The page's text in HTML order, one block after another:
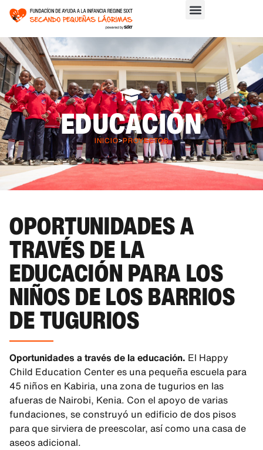
EDUCACIÓN
INICIO>PROYECTOS
OPORTUNIDADES A
TRAVÉS DE LA
EDUCACIÓN PARA LOS
NIÑOS DE LOS BARRIOS
DE TUGURIOS
Oportunidades a través de la educación. El Happy
Child Education Center es una pequeña escuela para
45 niños en Kabiria, una zona de tugurios en las
afueras de Nairobi, Kenia. Con el apoyo de varias
fundaciones, se construyó un edificio de dos pisos
para que sirviera de preescolar, así como una casa de
aseos adicional.